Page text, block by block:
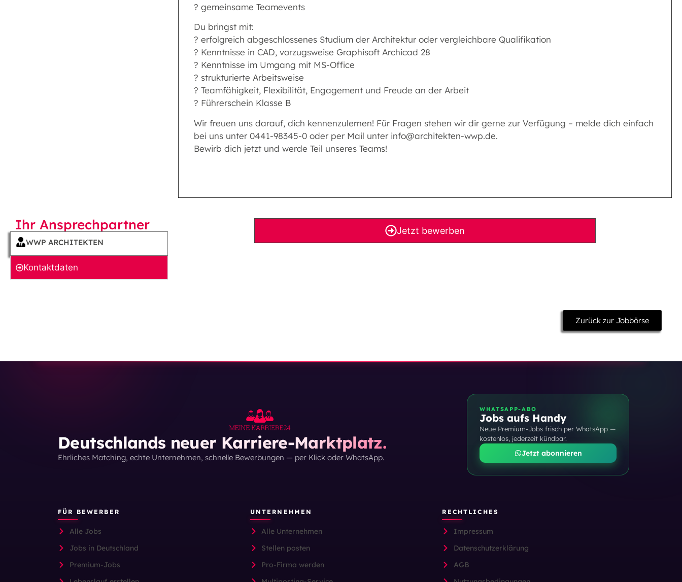
? gemeinsame Teamevents
Du bringst mit:
? erfolgreich abgeschlossenes Studium der Architektur oder vergleichbare Qualifikation
? Kenntnisse in CAD, vorzugsweise Graphisoft Archicad 28
? Kenntnisse im Umgang mit MS-Office
? strukturierte Arbeitsweise
? Teamfähigkeit, Flexibilität, Engagement und Freude an der Arbeit
? Führerschein Klasse B
Wir freuen uns darauf, dich kennenzulernen! Für Fragen stehen wir dir gerne zur Verfügung – melde dich einfach
bei uns unter 0441-98345-0 oder per Mail unter info@architekten-wwp.de.
Bewirb dich jetzt und werde Teil unseres Teams!
Ihr Ansprechpartner
WWP ARCHITEKTEN
Kontakt­daten
Jetzt bewerben
Zurück zur Jobbörse
Deutschlands neuer Karriere-Marktplatz.
Ehrliches Matching, echte Unternehmen, schnelle Bewerbungen — per Klick oder WhatsApp.
WHATSAPP-ABO
Jobs aufs Handy
Neue Premium-Jobs frisch per WhatsApp —
kostenlos, jederzeit kündbar.
Jetzt abonnieren
FÜR BEWERBER
Alle Jobs
Jobs in Deutschland
Premium-Jobs
UNTERNEHMEN
Alle Unternehmen
Stellen posten
Pro-Firma werden
RECHTLICHES
Impressum
Datenschutzerklärung
AGB